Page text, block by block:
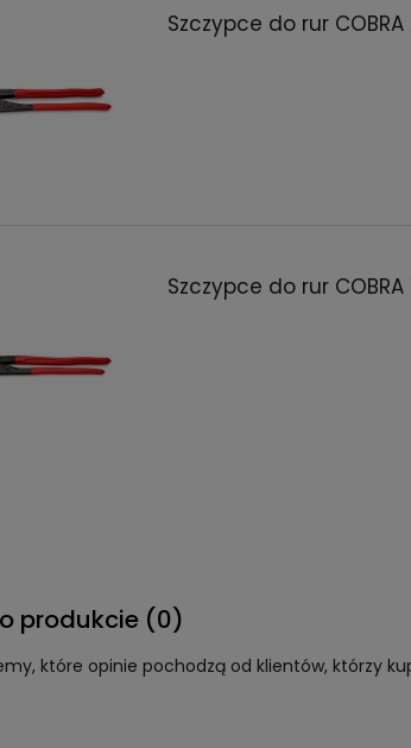
Szczypce do rur
Szczypce do rur
produkcie (0)
które opinie pochodzą od klientów, którzy